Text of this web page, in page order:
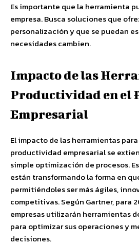
Es importante que la herramienta
empresa. Busca soluciones que
personalización y que se puedan
necesidades cambien.
Impacto de las
Productividad en el
Empresarial
El impacto de las herramientas
productividad empresarial se
simple optimización de procesos.
están transformando la forma en
permitiéndoles ser más ágiles,
competitivas. Según Gartner, para
empresas utilizarán herramientas
para optimizar sus operaciones y
decisiones.